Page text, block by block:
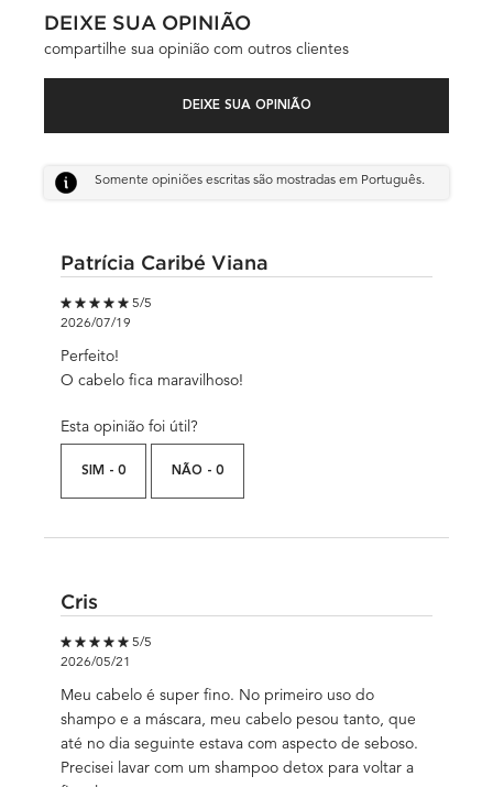
DEIXE SUA OPINIÃO
compartilhe sua opinião com outros clientes
DEIXE SUA OPINIÃO
Somente opiniões escritas são mostradas em Português.
Patrícia Caribé Viana
5 out of 5 stars.
5/5
2026/07/19
Perfeito!
O cabelo fica maravilhoso!
Esta opinião foi útil?
SIM - 0 NÃO - 0
Cris
5 out of 5 stars.
5/5
2026/05/21
Meu cabelo é super fino. No primeiro uso do
shampo e a máscara, meu cabelo pesou tanto, que
até no dia seguinte estava com aspecto de seboso.
Precisei lavar com um shampoo detox para voltar a